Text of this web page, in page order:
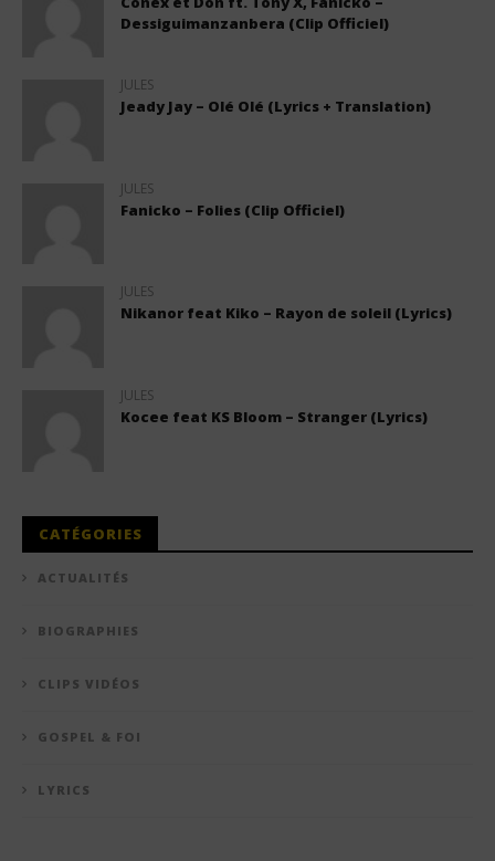
Dessiguimanzanbera (Clip Officiel)
JULES
Jeady Jay – Olé Olé (Lyrics + Translation)
JULES
Fanicko – Folies (Clip Officiel)
JULES
Nikanor feat Kiko – Rayon de soleil (Lyrics)
JULES
Kocee feat KS Bloom – Stranger (Lyrics)
CATÉGORIES
ACTUALITÉS
BIOGRAPHIES
CLIPS VIDÉOS
GOSPEL & FOI
LYRICS